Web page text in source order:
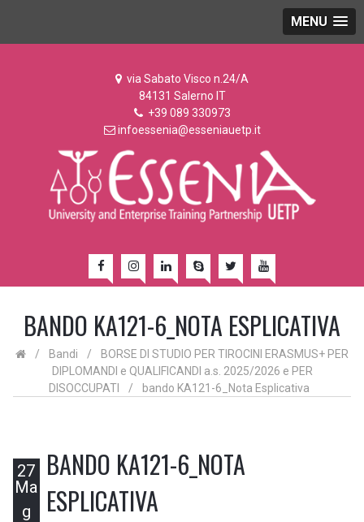
MENU
via Sabato Visco n.24/A
84131 Salerno IT
+39 089 330973
infoessenia@esseniauetp.it
BANDO KA121-6_NOTA ESPLICATIVA
/ Bandi /
BORSE DI STUDIO PER TIROCINI ERASMUS+ PER
DIPLOMANDI e QUALIFICANDI a.s. 2025/2026 e PER
DISOCCUPATI
/ bando KA121-6_Nota Esplicativa
27
Ma
g
BANDO KA121-6_NOTA
ESPLICATIVA